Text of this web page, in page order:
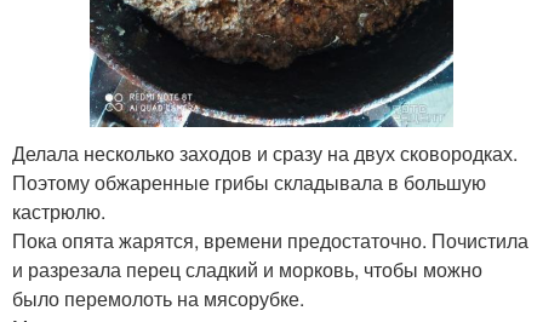
Делала несколько заходов и сразу на двух сковородках.
Поэтому обжаренные грибы складывала в большую
кастрюлю.
Пока опята жарятся, времени предостаточно. Почистила
и разрезала перец сладкий и морковь, чтобы можно
было перемолоть на мясорубке.